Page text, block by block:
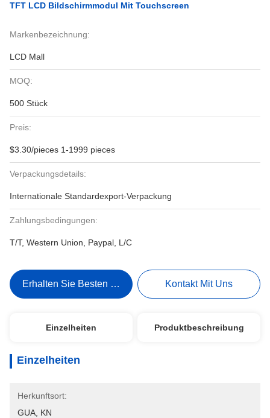
TFT LCD Bildschirmmodul Mit Touchscreen
Markenbezeichnung:
LCD Mall
MOQ:
500 Stück
Preis:
$3.30/pieces 1-1999 pieces
Verpackungsdetails:
Internationale Standardexport-Verpackung
Zahlungsbedingungen:
T/T, Western Union, Paypal, L/C
Erhalten Sie Besten Preis Kontakt Mit Uns
Einzelheiten Produktbeschreibung
Einzelheiten
Herkunftsort:
GUA, KN